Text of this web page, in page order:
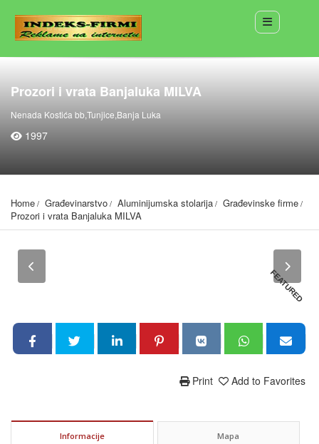
Prozori i vrata Banjaluka MILVA
Nenada Kostića bb,Tunjice,Banja Luka
1997
Home Građevinarstvo Aluminijumska stolarija
Građevinske firme
Prozori i vrata Banjaluka MILVA
FEATURED
Add to Favorites
Print
Informacije Mapa